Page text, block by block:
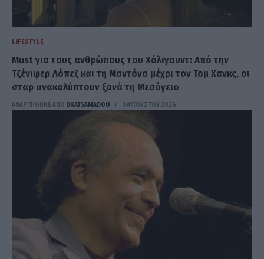
LIFESTYLE
Must για τους ανθρώπους του Χόλιγουντ: Από την
Τζένιφερ Λόπεζ και τη Μαντόνα μέχρι τον Τομ Χανκς, οι
σταρ ανακαλύπτουν ξανά τη Μεσόγειο
ΑΝΑΡΤΗΘΗΚΕ ΑΠΟ DKATSAMADOU 3 ΑΥΓΟΎΣΤΟΥ 2026